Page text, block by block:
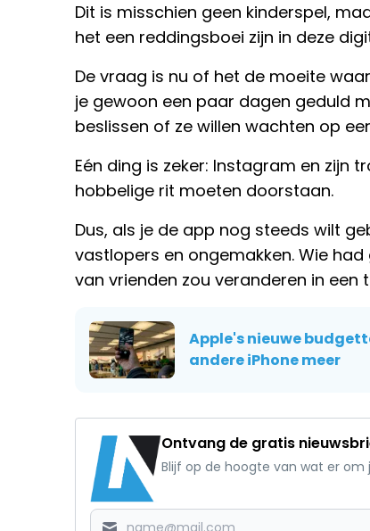
Dit is misschien geen kinderspel,
het een reddingsboei zijn in deze
De vraag is nu of het de moeite
je gewoon een paar dagen geduld
beslissen of ze willen wachten op
Eén ding is zeker: Instagram en zijn
hobbelige rit moeten doorstaan.
Dus, als je de app nog steeds wilt
vastlopers en ongemakken. Wie
van vrienden zou veranderen in
Apple's nieuwe
andere iPhone meer
Ontvang de gratis
Blijf op de hoogte van wat er om